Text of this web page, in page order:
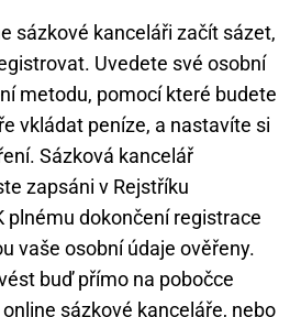
sázkové kanceláři začít sázet,
Uvedete své osobní
metodu, pomocí které budete
vkládat peníze, a nastavíte si
Sázková kancelář
zapsáni v Rejstříku
plnému dokončení registrace
vaše osobní údaje ověřeny.
buď přímo na pobočce
sázkové kanceláře, nebo